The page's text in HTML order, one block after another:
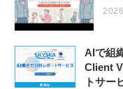
AIで組
Client
トサー